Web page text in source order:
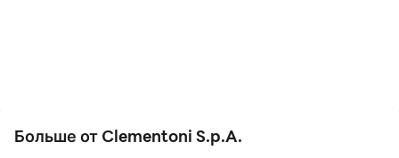
Больше от Clementoni S.p.A.